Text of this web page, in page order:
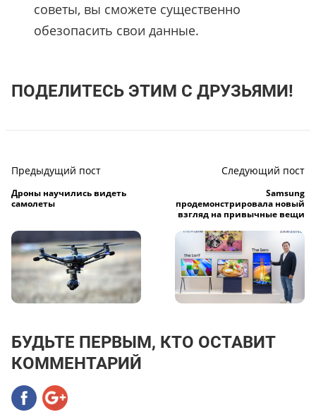
советы, вы сможете существенно
обезопасить свои данные.
ПОДЕЛИТЕСЬ ЭТИМ С ДРУЗЬЯМИ!
Предыдущий пост
Дроны научились видеть
самолеты
Следующий пост
Samsung
продемонстрировала новый
взгляд на привычные вещи
БУДЬТЕ ПЕРВЫМ, КТО ОСТАВИТ
КОММЕНТАРИЙ